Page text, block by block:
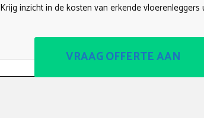
Krijg inzicht in de kosten van erkende vloerenleggers
VRAAG OFFERTE AAN